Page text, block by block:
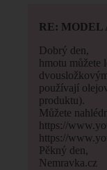
RE: MODEL
Dobrý den,
hmotu můžete
používají
produktu).
Můžete
https://
https://
Pěkný den,
Nemravka.cz